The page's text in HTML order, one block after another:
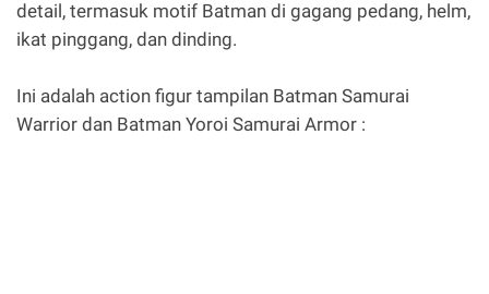
detail, termasuk motif Batman di gagang pedang, helm,
ikat pinggang, dan dinding.
Ini adalah action figur tampilan Batman Samurai
Warrior dan Batman Yoroi Samurai Armor :